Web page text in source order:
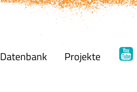
Datenbank Projekte